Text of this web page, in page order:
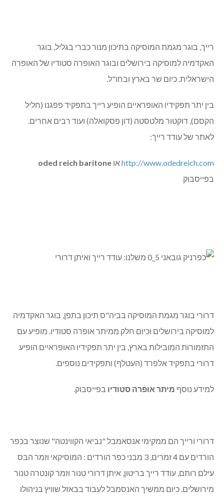
רייך, בוגר מגמת המוסיקה בתיכון מנור כברי בגליל, בוגר
האקדמיה למוסיקה בירושלים ובוגר האופרה סטודיו של האופרה
הישראלית. כיום שר בארץ ובחו"ל.
בין יתר תפקידיו האופראיים הופיע רייך בתפקיד פפגנו (חליל
הקסם), דוקטור מלטסטה (דון פסקואלה) ועוד רבים אחרים.
לאתר של עודד רייך:
http://www.odedreich.comאו oded reich baritone
בפייסבוק
דרורי בוגר מגמת המוסיקה בביה"ס תיכון בתפן, בוגר האקדמיה
למוסיקה בירושלים וכיום חלק ממיתר אופרה סטודיו. מופיע עם
התזמורות המובילות בארץ, בין יתר תפקידיו האופראיים הופיע
דרורי בתפקיד אלפרד (העטלף) ותפקידים נוספים.
למידע נוסף מיתר אופרה סטודיו בפייסבוק.
דרורי ורייך הם ממקימי אנסאמבל "נביאי הקווינטה" שנוצר בכפר
הורדים עם 4 זמרים, 3 מבני כפר הורדים : המוסיקאי וזמר הבס
עילם רותם, עודד רייך בריטון, איתן דרורי טנור וזמר קונטרה טנור
מירושלים. כיום ממשיך האנסמבל לעבוד בבאזל שוויץ בניהולו